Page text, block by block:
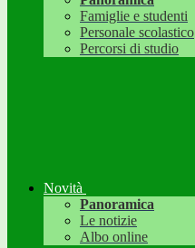
Famiglie e studenti
Personale scolastico
Percorsi di studio
Novità
Panoramica
Le notizie
Albo online